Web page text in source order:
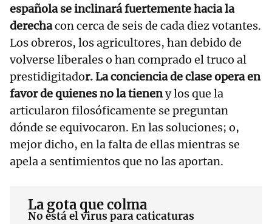
española se inclinará fuertemente hacia la
derechacon cerca de seis de cada diez votantes.
Los obreros, los agricultores, han debido de
volverse liberales o han comprado el truco al
prestidigitador. La conciencia de clase opera en
favor de quienes no la tieneny los que la
articularon filosóficamente se preguntan
dónde se equivocaron. En las soluciones; o,
mejor dicho, en la falta de ellas mientras se
apela a sentimientos que no las aportan.
La gota que colma
No está el virus para caticaturas